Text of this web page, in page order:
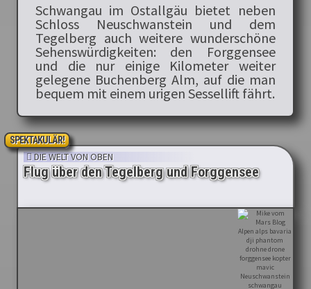
Schwangau im Ostallgäu bietet neben
Schloss Neuschwanstein und dem
Tegelberg auch weitere wunderschöne
Sehenswürdigkeiten: den Forggensee
und die nur einige Kilometer weiter
gelegene Buchenberg Alm, auf die man
bequem mit einem urigen Sessellift fährt.
SPEKTAKULÄR!
DIE WELT VON OBEN
Flug über den Tegelberg und Forggensee